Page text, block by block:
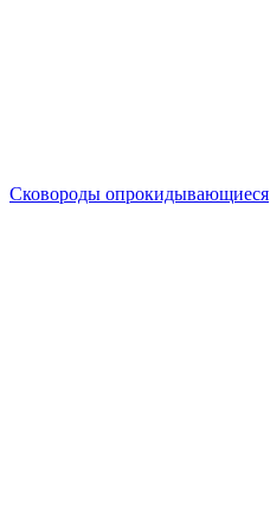
Сковороды опрокидывающиеся